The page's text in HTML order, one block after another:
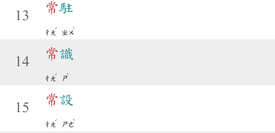
13
常駐
ㄔㄤ
ˊ
ㄓㄨ
ˋ
14
常識
ㄔㄤ
ˊ
ㄕ
ˋ
15
常設
ㄔㄤ
ˊ
ㄕㄜ
ˋ